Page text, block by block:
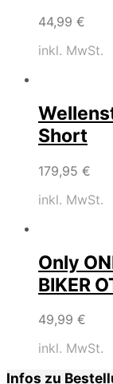
44,99 €
inkl. MwSt.
Short
179,95 €
inkl. MwSt.
Only
BIKER
49,99 €
inkl. MwSt.
Infos zu